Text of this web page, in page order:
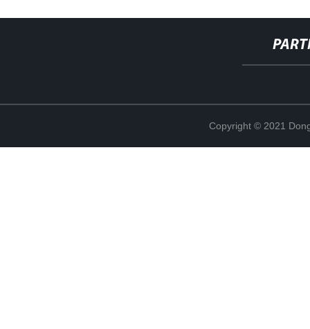
Copyright © 2021